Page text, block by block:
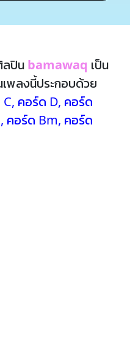
ลปิน bamawaq เป็น
พลงนี้ประกอบด้วย
, คอร์ด D, คอร์ด
, คอร์ด Bm, คอร์ด